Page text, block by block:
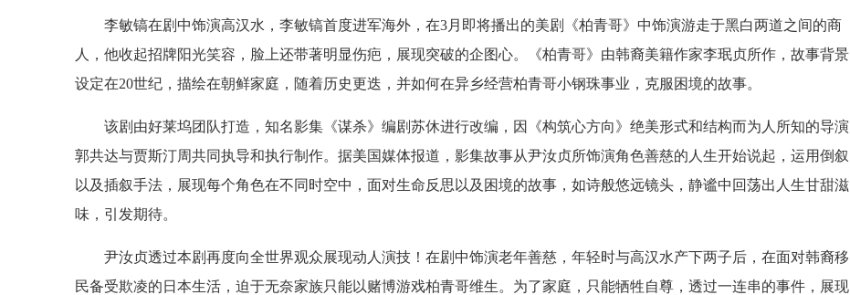
李敏镐在剧中饰演高汉水，李敏镐首度进军海外，在3月即将播出的美剧《柏青哥》中饰演游走于黑白两道之间的商
人，他收起招牌阳光笑容，脸上还带著明显伤疤，展现突破的企图心。《柏青哥》由韩裔美籍作家李珉贞所作，故事背景
设定在20世纪，描绘在朝鲜家庭，随着历史更迭，并如何在异乡经营柏青哥小钢珠事业，克服困境的故事。
该剧由好莱坞团队打造，知名影集《谋杀》编剧苏休进行改编，因《构筑心方向》绝美形式和结构而为人所知的导演
郭共达与贾斯汀周共同执导和执行制作。据美国媒体报道，影集故事从尹汝贞所饰演角色善慈的人生开始说起，运用倒叙
以及插叙手法，展现每个角色在不同时空中，面对生命反思以及困境的故事，如诗般悠远镜头，静谧中回荡出人生甘甜滋
味，引发期待。
尹汝贞透过本剧再度向全世界观众展现动人演技！在剧中饰演老年善慈，年轻时与高汉水产下两子后，在面对韩裔移
民备受欺凌的日本生活，迫于无奈家族只能以赌博游戏柏青哥维生。为了家庭，只能牺牲自尊，透过一连串的事件，展现